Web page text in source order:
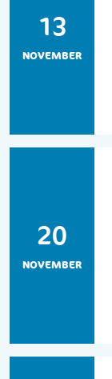
13
NOVEMBER
20
NOVEMBER